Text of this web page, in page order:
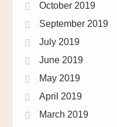
October 2019
September 2019
July 2019
June 2019
May 2019
April 2019
March 2019